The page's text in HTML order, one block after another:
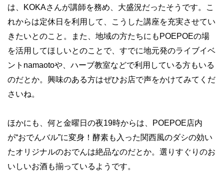
は、KOKAさんが講師を務め、大盛況だったそうです。こ
れからは定休日を利用して、こうした講座を充実させてい
きたいとのこと。また、地域の方たちにもPOEPOEの場
を活用してほしいとのことで、すでに地元発のライブイベ
ントnamaotoや、ハーブ教室などで利用している方もいる
のだとか。興味のある方はぜひお店で声をかけてみてくだ
さいね。
ほかにも、何と金曜日の夜19時からは、POEPOE店内
が“おでんバル”に変身！酵素も入った関西風のダシの効い
たオリジナルのおでんは絶品なのだとか。選りすぐりのお
いしいお酒も揃っているようです。